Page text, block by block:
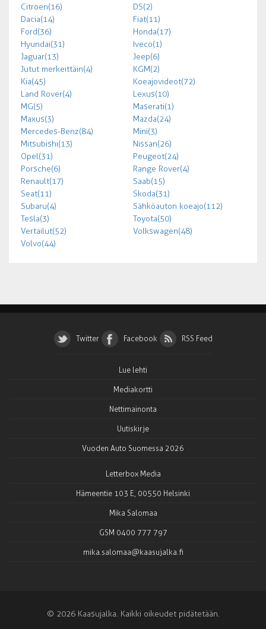
Citroen (16)
DS (2)
Dacia (14)
Fiat (11)
Ford (36)
Honda (17)
Hyundai (31)
Iveco (1)
Jaguar (13)
Jeep (6)
Jutut merkeittäin (4)
KGM (2)
Kia (45)
Koeajovideot (72)
Land Rover (4)
Lexus (10)
MG (5)
Maserati (1)
Maxus (3)
Mazda (24)
Mercedes-Benz (84)
Mini (3)
Mitsubishi (13)
Nissan (26)
Opel (31)
Peugeot (24)
Porsche (6)
Range Rover (4)
Renault (17)
Saab (15)
Seat (11)
Skoda (31)
Subaru (4)
Sähköauton koeajo (112)
Tesla (3)
Toyota (50)
Vertailut (52)
Volkswagen (48)
Volvo (44)
Twitter Facebook RSS Feed
Lue lehti
Mediakortti
Nettimainonta
Uutiskirje
Vuoden Auto Suomessa 2026
Letterbox Media
Hämeentie 103 E, 00550 Helsinki
Mika Salomaa
GSM 0400 777 797
mika.salomaa@kaasujalka.fi
© 2026 Kaasujalka. Kaikki oikeudet pidätetään.